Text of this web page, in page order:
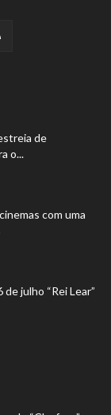
de
o...
com uma
julho “Rei Lear”